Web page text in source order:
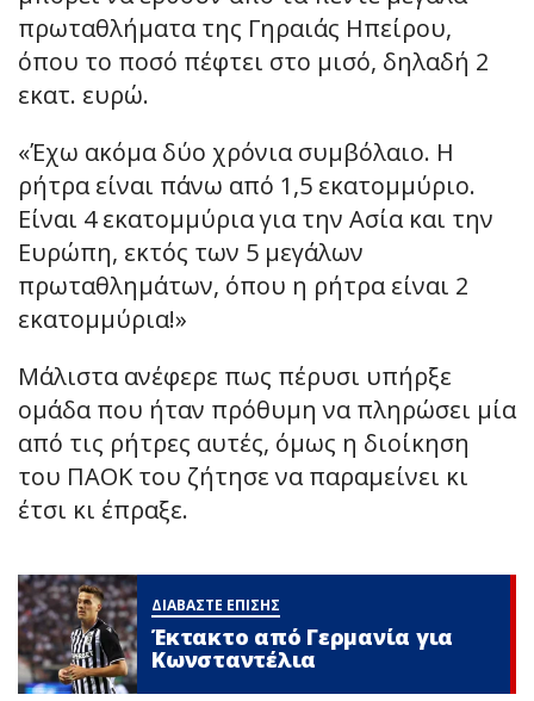
πρωταθλήματα της Γηραιάς Ηπείρου,
όπου το ποσό πέφτει στο μισό, δηλαδή 2
εκατ. ευρώ.
«Έχω ακόμα δύο χρόνια συμβόλαιο. Η
ρήτρα είναι πάνω από 1,5 εκατομμύριο.
Είναι 4 εκατομμύρια για την Ασία και την
Ευρώπη, εκτός των 5 μεγάλων
πρωταθλημάτων, όπου η ρήτρα είναι 2
εκατομμύρια!»
Μάλιστα ανέφερε πως πέρυσι υπήρξε
ομάδα που ήταν πρόθυμη να πληρώσει μία
από τις ρήτρες αυτές, όμως η διοίκηση
του ΠΑΟΚ του ζήτησε να παραμείνει κι
έτσι κι έπραξε.
ΔΙΑΒΑΣΤΕ ΕΠΙΣΗΣ
Έκτακτο από Γερμανία για
Κωνσταντέλια